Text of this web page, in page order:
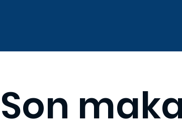
Son